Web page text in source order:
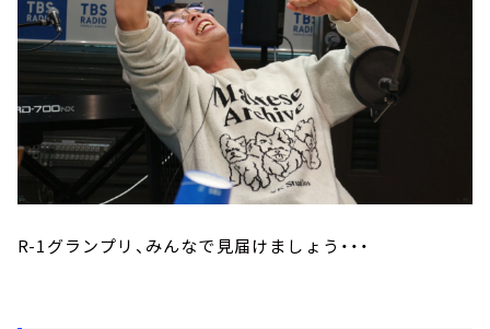
R-1グランプリ、みんなで見届けましょう・・・